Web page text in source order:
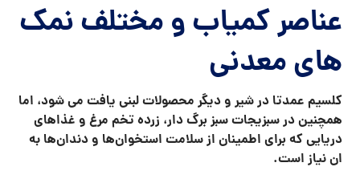
عناصر کمیاب و مختلف نمک
های معدنی
کلسیم عمدتا در شیر و دیگر محصولات لبنی یافت می شود، اما
همچنین در سبزیجات سبز برگ دار، زرده تخم مرغ و غذاهای
دریایی که برای اطمینان از سلامت استخوان‌ها و دندان‌ها به
ان نیاز است.